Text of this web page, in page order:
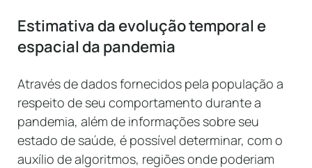
Estimativa da evolução temporal e
espacial da pandemia
Através de dados fornecidos pela população a
respeito de seu comportamento durante a
pandemia, além de informações sobre seu
estado de saúde, é possível determinar, com o
auxílio de algoritmos, regiões onde poderiam